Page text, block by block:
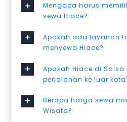
Mengapa harus
sewa Hiace?
Apakah ada layanan
menyewa Hiace?
Apakah Hiace di
perjalanan ke luar
Berapa harga sewa
Wisata?